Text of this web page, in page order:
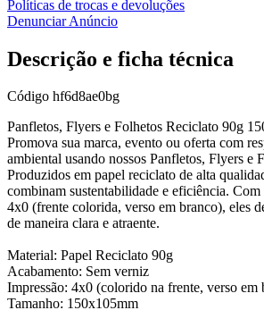
Políticas de trocas e devoluções
Denunciar Anúncio
Descrição e ficha técnica
Código hf6d8ae0bg
Panfletos, Flyers e Folhetos Reciclato 90g
Promova sua marca, evento ou oferta com
ambiental usando nossos Panfletos, Flyers e
Produzidos em papel reciclato de alta
combinam sustentabilidade e eficiência.
4x0 (frente colorida, verso em branco), eles
de maneira clara e atraente.
Material: Papel Reciclato 90g
Acabamento: Sem verniz
Impressão: 4x0 (colorido na frente, verso em
Tamanho: 150x105mm